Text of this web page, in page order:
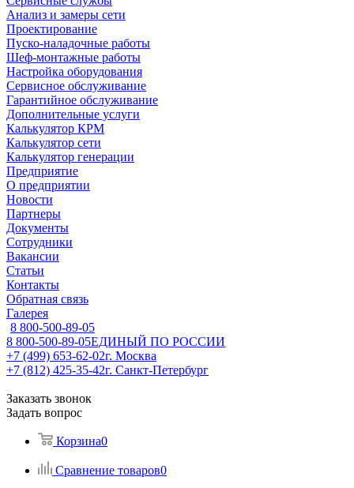
Анализ и замеры сети
Проектирование
Пуско-наладочные работы
Шеф-монтажные работы
Настройка оборудования
Сервисное обслуживание
Гарантийное обслуживание
Дополнительные услуги
Калькулятор КРМ
Калькулятор сети
Калькулятор генерации
Предприятие
О предприятии
Новости
Партнеры
Документы
Сотрудники
Вакансии
Статьи
Контакты
Обратная связь
Галерея
8 800-500-89-05
8 800-500-89-05ЕДИНЫЙ ПО РОССИИ
+7 (499) 653-62-02г. Москва
+7 (812) 425-35-42г. Санкт-Петербург
Заказать звонок
Задать вопрос
Корзина0
Сравнение товаров0